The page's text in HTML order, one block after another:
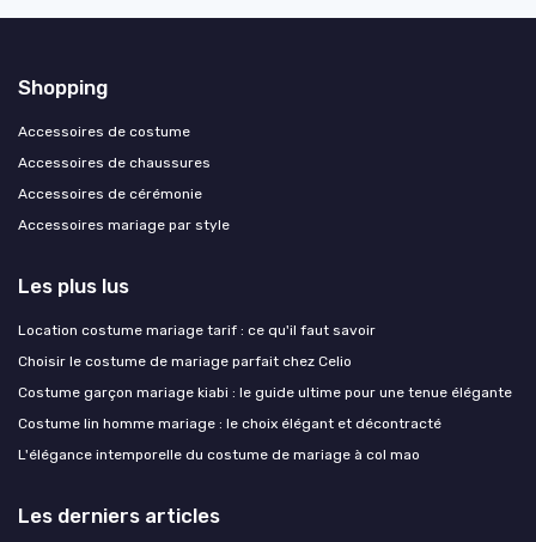
Shopping
Accessoires de costume
Accessoires de chaussures
Accessoires de cérémonie
Accessoires mariage par style
Les plus lus
Location costume mariage tarif : ce qu'il faut savoir
Choisir le costume de mariage parfait chez Celio
Costume garçon mariage kiabi : le guide ultime pour une tenue élégante
Costume lin homme mariage : le choix élégant et décontracté
L'élégance intemporelle du costume de mariage à col mao
Les derniers articles